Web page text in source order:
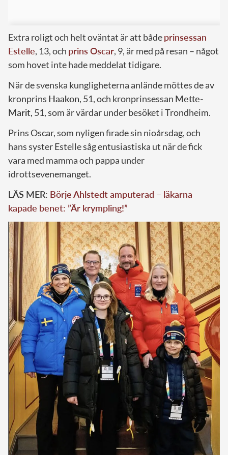
Extra roligt och helt oväntat är att bådeprinsessan
Estelle, 13, och prins Oscar, 9, är med på resan – något
som hovet inte hade meddelat tidigare.
När de svenska kungligheterna anlände möttes de av
kronprins Haakon, 51, och kronprinsessan Mette-
Marit, 51, som är värdar under besöket i Trondheim.
Prins Oscar, som nyligen firade sin nioårsdag, och
hans syster Estelle såg entusiastiska ut när de fick
vara med mamma och pappa under
idrottsevenemanget.
LÄS MER: Börje Ahlstedt amputerad – läkarna
kapade benet: ”Är krympling!”